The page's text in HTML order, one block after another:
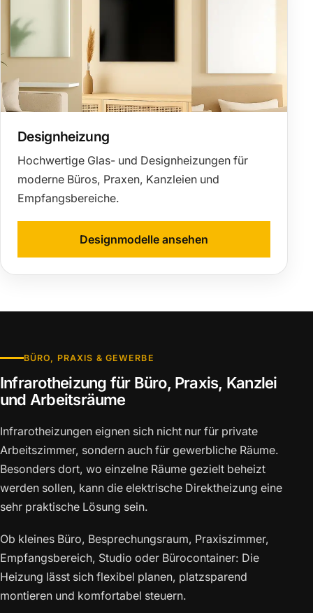
Designheizung
Hochwertige Glas- und Designheizungen für
moderne Büros, Praxen, Kanzleien und
Empfangsbereiche.
Designmodelle ansehen
BÜRO, PRAXIS & GEWERBE
Infrarotheizung für Büro, Praxis, Kanzlei
und Arbeitsräume
Infrarotheizungen eignen sich nicht nur für private
Arbeitszimmer, sondern auch für gewerbliche Räume.
Besonders dort, wo einzelne Räume gezielt beheizt
werden sollen, kann die elektrische Direktheizung eine
sehr praktische Lösung sein.
Ob kleines Büro, Besprechungsraum, Praxiszimmer,
Empfangsbereich, Studio oder Bürocontainer: Die
Heizung lässt sich flexibel planen, platzsparend
montieren und komfortabel steuern.